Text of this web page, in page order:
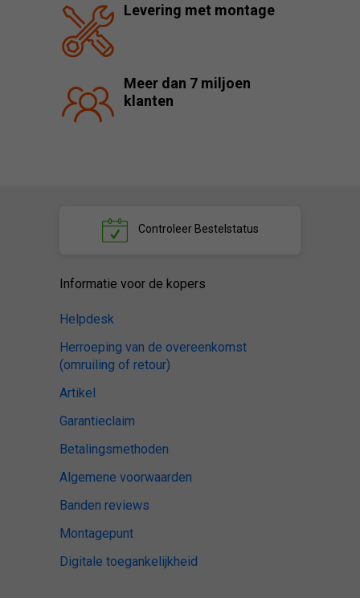
Levering met montage
Meer dan 7 miljoen
klanten
ControleerBestelstatus
Informatie voor de kopers
Helpdesk
Herroeping van de overeenkomst
(omruiling of retour)
Artikel
Garantieclaim
Betalingsmethoden
Algemene voorwaarden
Banden reviews
Montagepunt
Digitale toegankelijkheid